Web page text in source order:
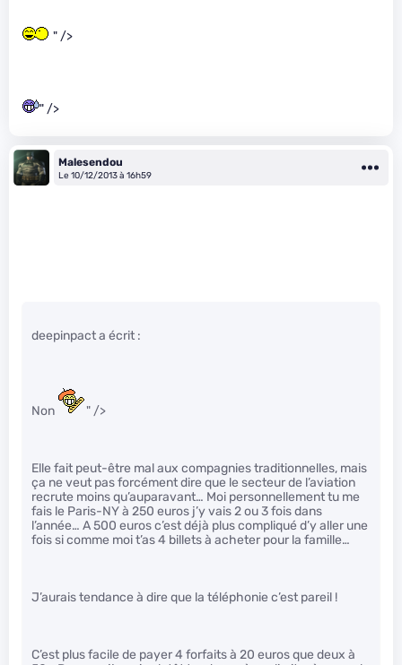
" />
" />
Malesendou
Le 10/12/2013 à 16h59
deepinpact a écrit :
Non " />
Elle fait peut-être mal aux compagnies traditionnelles, mais
ça ne veut pas forcément dire que le secteur de l’aviation
recrute moins qu’auparavant… Moi personnellement tu me
fais le Paris-NY à 250 euros j’y vais 2 ou 3 fois dans
l’année… A 500 euros c’est déjà plus compliqué d’y aller une
fois si comme moi t’as 4 billets à acheter pour la famille…
J’aurais tendance à dire que la téléphonie c’est pareil !
C’est plus facile de payer 4 forfaits à 20 euros que deux à